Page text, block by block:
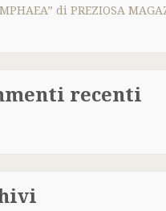
di PREZIOSA
recenti